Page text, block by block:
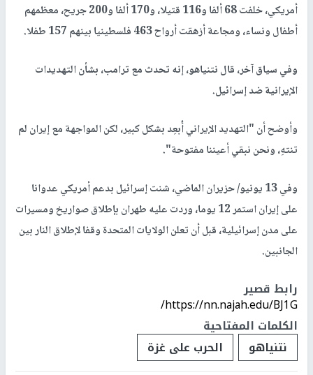
أمريكي، خلفت 68 ألفا و116 قتيلا، و170 ألفا و200 جريح، معظمهم
أطفال ونساء، ومجاعة أزهقت أرواح 463 فلسطينيا بينهم 157 طفلا.
وفي سياق آخر، قال نتنياهو، إنه تحدث مع ترامب، بشأن التهديدات
الإيرانية ضد إسرائيل.
وأوضح أن "التهديد الإيراني أُبعِد بشكل كبير، لكن المواجهة مع إيران لم
تنتهِ، ونحن نبقي أعيننا مفتوحة".
وفي 13 يونيو/ حزيران الماضي، شنت إسرائيل بدعم أمريكي عدوانا
على إيران استمر 12 يوما، وردت عليه طهران بإطلاق صواريخ ومسيرات
على مدن إسرائيلية، قبل أن تعلن الولايات المتحدة وقفا لإطلاق النار بين
الجانبين.
رابط قصير
https://nn.najah.edu/BJ1G/
الكلمات المفتاحية
نتنياهو
الحرب على غزة